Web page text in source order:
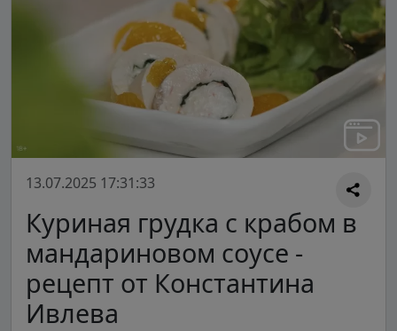
13.07.2025 17:31:33
Куриная грудка с крабом в
мандариновом соусе -
рецепт от Константина
Ивлева